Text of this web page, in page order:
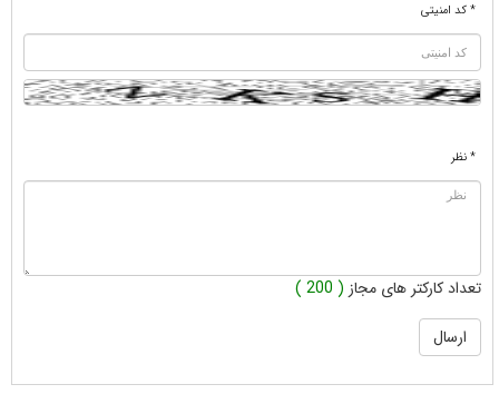
* کد امنیتی
* نظر
تعداد کارکتر های مجاز ( 200 )